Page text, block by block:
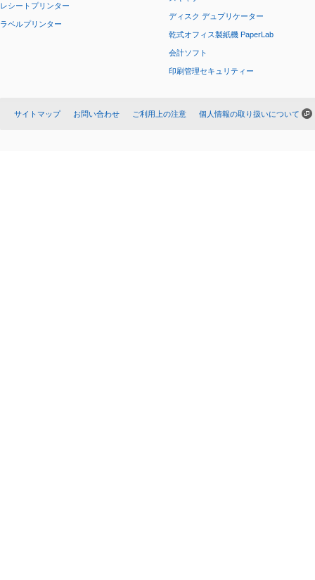
レシートプリンター
ラベルプリンター
ディスク デュプリケーター
乾式オフィス製紙機 PaperLab
会計ソフト
印刷管理セキュリティー
サイトマップ お問い合わせ ご利用上の注意 個人情報の取り扱いについて